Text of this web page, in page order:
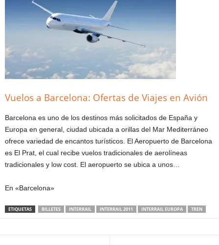
Vuelos a Barcelona: Ofertas de Viajes en Avión
Barcelona es uno de los destinos más solicitados de España y
Europa en general, ciudad ubicada a orillas del Mar Mediterráneo
ofrece variedad de encantos turísticos. El Aeropuerto de Barcelona
es El Prat, el cual recibe vuelos tradicionales de aerolíneas
tradicionales y low cost. El aeropuerto se ubica a unos…
En «Barcelona»
ETIQUETAS BILLETES INTERRAIL INTERRAIL 2011 INTERRAIL EUROPA TREN